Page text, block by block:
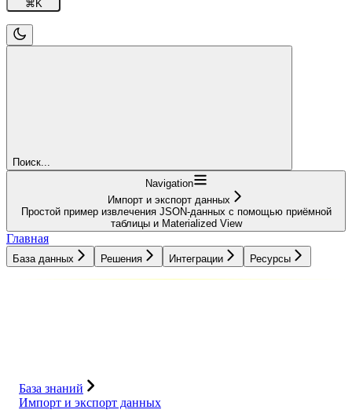
⌘ K
Поиск...
Navigation
Импорт и экспорт данных
Простой пример извлечения JSON-данных с помощью приёмной
таблицы и Materialized View
Главная
База данных Решения Интеграции Ресурсы
База знаний
Импорт и экспорт данных